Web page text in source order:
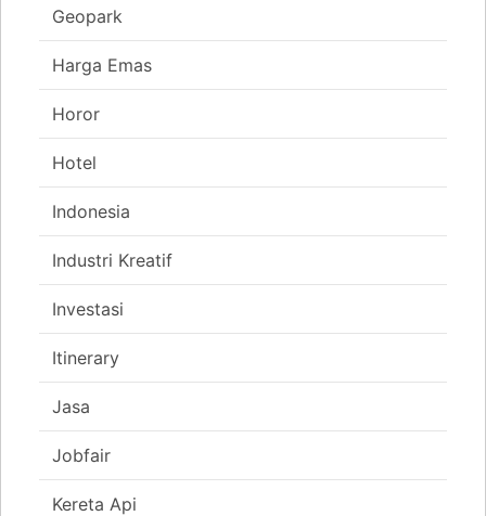
Geopark
Harga Emas
Horor
Hotel
Indonesia
Industri Kreatif
Investasi
Itinerary
Jasa
Jobfair
Kereta Api